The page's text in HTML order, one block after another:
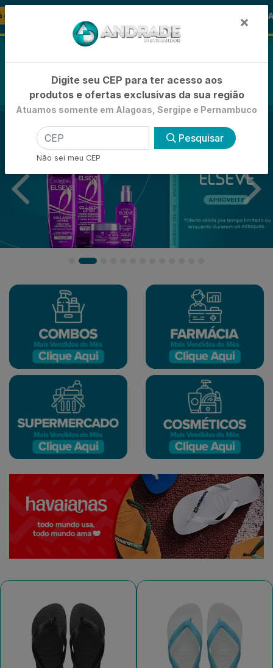
-
×
Digite seu CEP para ter acesso aos
produtos e ofertas exclusivas da sua região
Atuamos somente em Alagoas, Sergipe e Pernambuco
Pesquisar
Não sei meu CEP